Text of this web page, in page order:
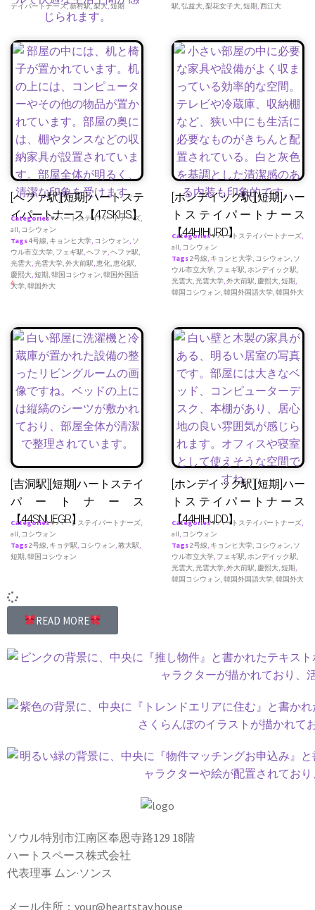
テイパートナース,新村駅,梨大,短期
駅,弘益大,梨花女子大,短期,西江大
[へファ駅][短期]ハートステ
イパートナース【47SKHS】
Categories♥ ハートステイパートナーズ,
all, コシウォン
Tags4号線, キョンヒ大学, コシウォン, ソ
ウル市立大学, フェギ駅,ヘファ,ヘファ駅,
光雲大,光雲大学,外大前駅,恵化,恵化駅,
慶熙大,短期,韓国コシウォン,韓国外国語
大学,韓国外大
4
[ホンデイック駅][短期]ハー
トステイパートナース
【44HIHURD】
Categories♥ ハートステイパートナーズ,
all, コシウォン
Tags2号線, キョンヒ大学, コシウォン, ソ
ウル市立大学, フェギ駅,ホンデイック駅,
光雲大,光雲大学,外大前駅, 慶熙大,短期,
韓国コシウォン,韓国外国語大学,韓国外大
[吉洞駅][短期]ハートステイ
パートナース
【44SNUEGR】
Categories♥ ハートステイパートナーズ,
all, コシウォン
Tags2号線, キョデ駅, コシウォン,教大駅,
短期,韓国コシウォン
[ホンデイック駅][短期]ハー
トステイパートナース
【44HIHUDD】
Categories♥ ハートステイパートナーズ,
all, コシウォン
Tags2号線, キョンヒ大学, コシウォン, ソ
ウル市立大学, フェギ駅,ホンデイック駅,
光雲大,光雲大学,外大前駅, 慶熙大,短期,
韓国コシウォン,韓国外国語大学,韓国外大
READ MORE
ソウル特別市江南区奉恩寺路129 18階
ハートスペース株式会社
代表理事 ムン·ソンス
メール住所：your@heartstay.house